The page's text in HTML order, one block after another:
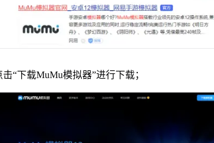
下载MuMu模拟器”进行下载；